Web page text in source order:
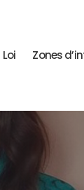
Loi Zones